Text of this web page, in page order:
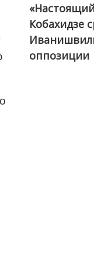
@ქართული
Кобахидзе
оппозиции